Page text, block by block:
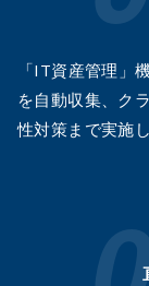
「IT資産管理」
を自動収集、ク
性対策まで実施し